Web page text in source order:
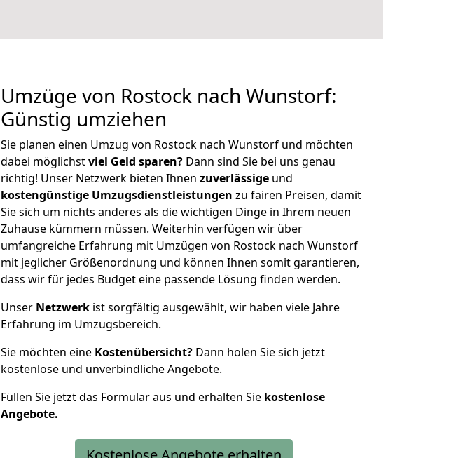
Umzüge von Rostock nach Wunstorf:
Günstig umziehen
Sie planen einen Umzug von Rostock nach Wunstorf und möchten
dabei möglichstviel Geld sparen? Dann sind Sie bei uns genau
richtig! Unser Netzwerk bieten Ihnen zuverlässige und
kostengünstige Umzugsdienstleistungen zu fairen Preisen, damit
Sie sich um nichts anderes als die wichtigen Dinge in Ihrem neuen
Zuhause kümmern müssen. Weiterhin verfügen wir über
umfangreiche Erfahrung mit Umzügen von Rostock nach Wunstorf
mit jeglicher Größenordnung und können Ihnen somit garantieren,
dass wir für jedes Budget eine passende Lösung finden werden.
Unser Netzwerk ist sorgfältig ausgewählt, wir haben viele Jahre
Erfahrung im Umzugsbereich.
Sie möchten eine Kostenübersicht? Dann holen Sie sich jetzt
kostenlose und unverbindliche Angebote.
Füllen Sie jetzt das Formular aus und erhalten Sie kostenlose
Angebote.